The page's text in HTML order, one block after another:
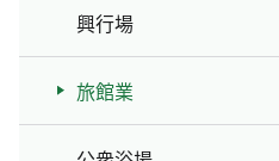
興行場
旅館業